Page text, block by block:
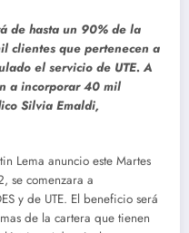
de hasta un 90% de la
clientes que pertenecen a
el servicio de UTE. A
a incorporar 40 mil
Silvia Emaldi,
Lema anuncio este Martes
se comenzara a
y de UTE. El beneficio será
de la cartera que tienen